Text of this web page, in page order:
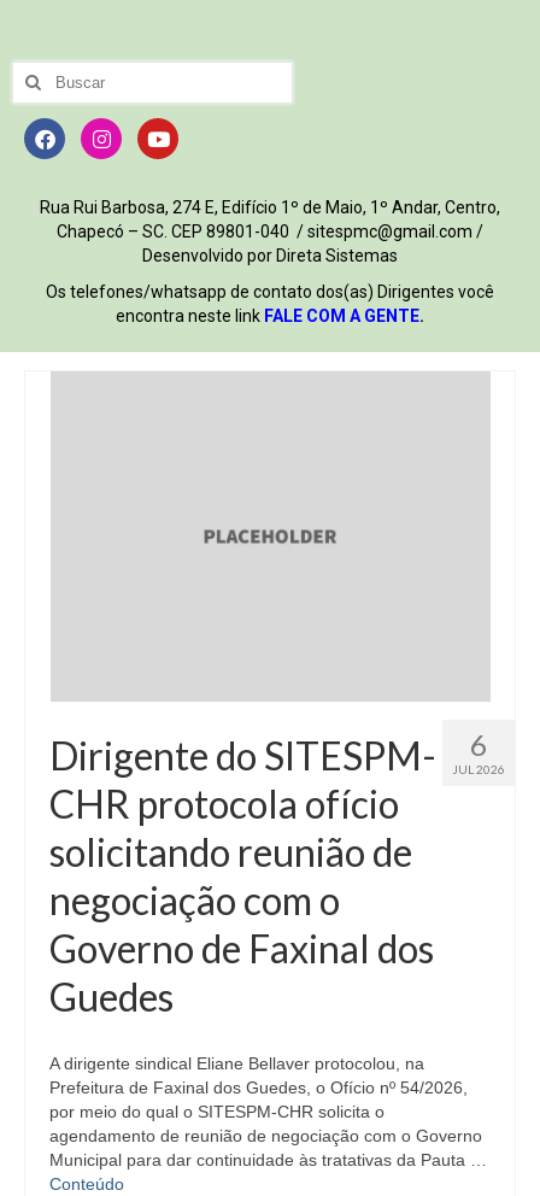
Rua Rui Barbosa, 274 E, Edifício 1º de Maio, 1º Andar, Centro,
Chapecó – SC. CEP 89801-040 / sitespmc@gmail.com /
Desenvolvido por Direta Sistemas
Os telefones/whatsapp de contato dos(as) Dirigentes você
encontra neste link FALE COM A GENTE.
6
JUL 2026
Dirigente do SITESPM-
CHR protocola ofício
solicitando reunião de
negociação com o
Governo de Faxinal dos
Guedes
A dirigente sindical Eliane Bellaver protocolou, na
Prefeitura de Faxinal dos Guedes, o Ofício nº 54/2026,
por meio do qual o SITESPM-CHR solicita o
agendamento de reunião de negociação com o Governo
Municipal para dar continuidade às tratativas da Pauta …
Conteúdo